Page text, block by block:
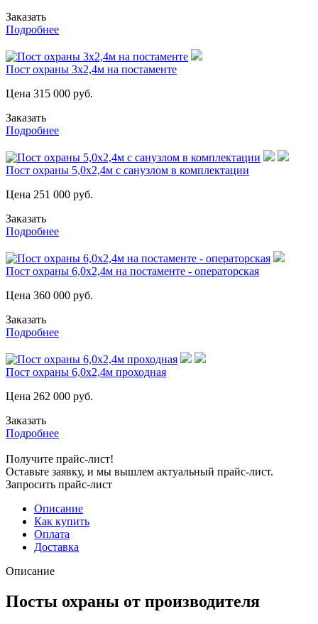
Заказать
Подробнее
Пост охраны 3х2,4м на постаменте
Цена 315 000 руб.
Заказать
Подробнее
Пост охраны 5,0х2,4м с санузлом в комплектации
Цена 251 000 руб.
Заказать
Подробнее
Пост охраны 6,0х2,4м на постаменте - операторская
Цена 360 000 руб.
Заказать
Подробнее
Пост охраны 6,0х2,4м проходная
Цена 262 000 руб.
Заказать
Подробнее
Получите прайс-лист!
Оставьте заявку, и мы вышлем актуальный прайс-лист.
Запросить прайс-лист
Описание
Как купить
Оплата
Доставка
Описание
Посты охраны от производителя